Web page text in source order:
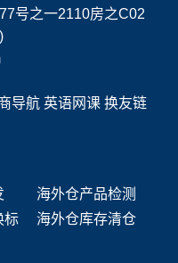
号之一2110房之C02
导航 英语网课 换友链
海外仓产品检测
标 海外仓库存清仓